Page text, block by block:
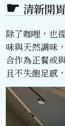
清新開
除了咖哩，也
味與天然調味
合作為正餐或
且不失飽足感